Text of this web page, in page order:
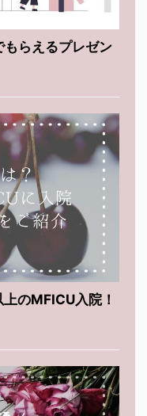
もらえるプレゼン
のMFICU入院！